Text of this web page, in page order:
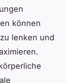
können
lenken und